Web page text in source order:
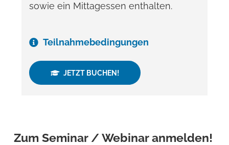
sowie ein Mittagessen enthalten.
Teilnahmebedingungen
JETZT BUCHEN!
Zum Seminar / Webinar anmelden!